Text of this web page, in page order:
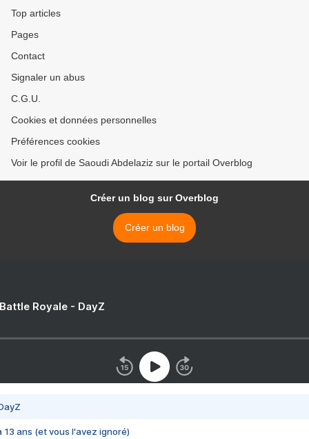
Top articles
Pages
Contact
Signaler un abus
C.G.U.
Cookies et données personnelles
Préférences cookies
Voir le profil de Saoudi Abdelaziz sur le portail Overblog
Créer un blog sur Overblog
Créer un blog
Royale - DayZ
13 ans (et vous l'avez ignoré)